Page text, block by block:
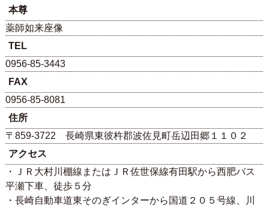
本尊
薬師如来座像
TEL
0956-85-3443
FAX
0956-85-8081
住所
〒859-3722 長崎県東彼杵郡波佐見町岳辺田郷１１０２
アクセス
・ＪＲ大村川棚線またはＪＲ佐世保線有田駅から西肥バス
平瀬下車、徒歩５分
・長崎自動車道東そのぎインターから国道２０５号線、川